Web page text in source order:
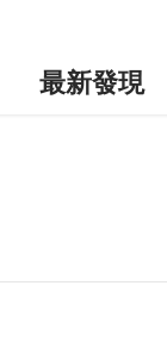
最新發現